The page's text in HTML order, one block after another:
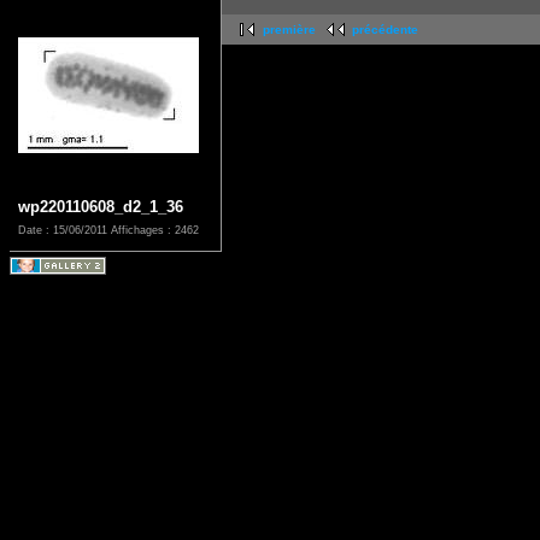
wp220110608_d2_1_36
Date : 15/06/2011 Affichages : 2462
première précédente